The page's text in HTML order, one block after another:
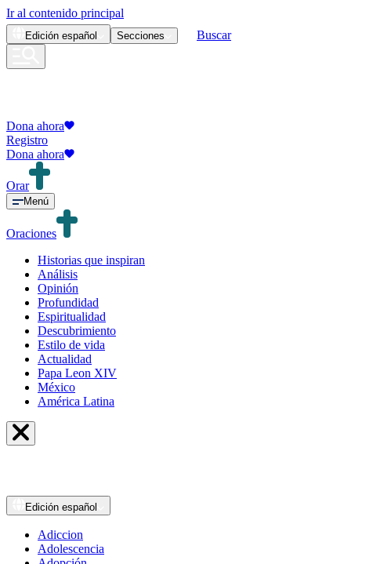
Ir al contenido principal
Edición español Secciones Buscar
Dona ahora
Registro
Dona ahora
Orar
Menú
Oraciones
Historias que inspiran
Análisis
Opinión
Profundidad
Espiritualidad
Descubrimiento
Estilo de vida
Actualidad
Papa Leon XIV
México
América Latina
Edición español
Adiccion
Adolescencia